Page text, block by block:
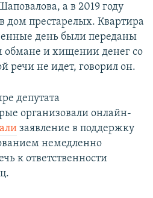
а в 2019 году
дом престарелых. Квартира
день были переданы
обмане и хищении денег со
речи не идет, говорил он.
депутата
организовали онлайн-
заявление в поддержку
немедленно
к ответственности